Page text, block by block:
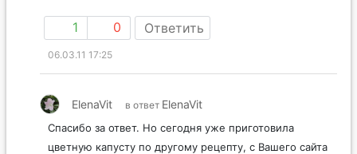
1 0 Ответить
06.03.11 17:25
ElenaVit в ответ ElenaVit
Спасибо за ответ. Но сегодня уже приготовила
цветную капусту по другому рецепту, с Вашего сайта